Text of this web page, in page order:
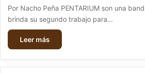
Por Nacho Peña PENTARIUM son una
brinda su segundo trabajo para…
Leer más